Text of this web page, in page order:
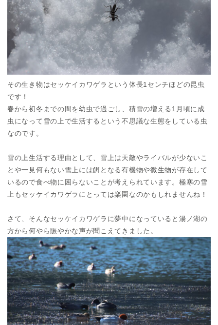
その生き物はセッケイカワゲラという体長1センチほどの昆虫
です！
春から初冬までの間を幼虫で過ごし、積雪の増える1月頃に成
虫になって雪の上で生活するという不思議な生態をしている虫
なのです。
雪の上生活する理由として、雪上は天敵やライバルが少ないこ
とや一見何もない雪上には餌となる有機物や微生物が存在して
いるので食べ物に困らないことが考えられています。極寒の雪
上もセッケイカワゲラにとっては楽園なのかもしれませんね！
さて、そんなセッケイカワゲラに夢中になっていると湯ノ湖の
方から何やら賑やかな声が聞こえてきました。